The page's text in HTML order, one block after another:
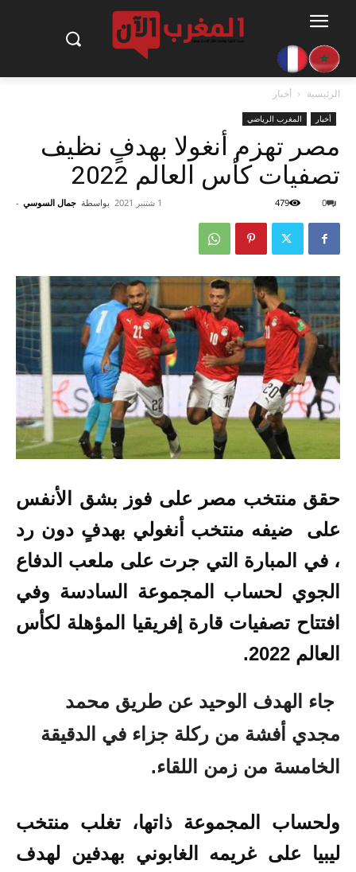
الرئيسية أخبار
أخبار المغرب الرياضي
مصر تهزم أنغولا بهدفٍ نظيف
تصفيات كأس العالم 2022
بواسطة جمال السوسي - 1 شتنبر 2021 0
479
حقق منتخب مصر على فوز بشق الأنفس
على ضيفه منتخب أنغولي بهدفٍ دون رد
، في المبارة التي جرت على ملعب الدفاع
الجوي لحساب المجموعة السادسة وفي
افتتاح تصفيات قارة إفريقيا المؤهلة لكأس
العالم 2022.
جاء الهدف الوحيد عن طريق محمد
مجدي أفشة من ركلة جزاء في الدقيقة
الخامسة من زمن اللقاء.
ولحساب المجموعة ذاتها، تغلب منتخب
ليبيا على غريمه الغابوني بهدفين لهدف